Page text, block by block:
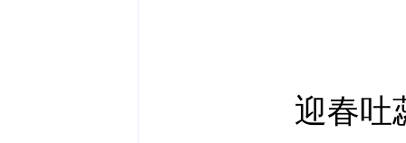
迎春吐蕊